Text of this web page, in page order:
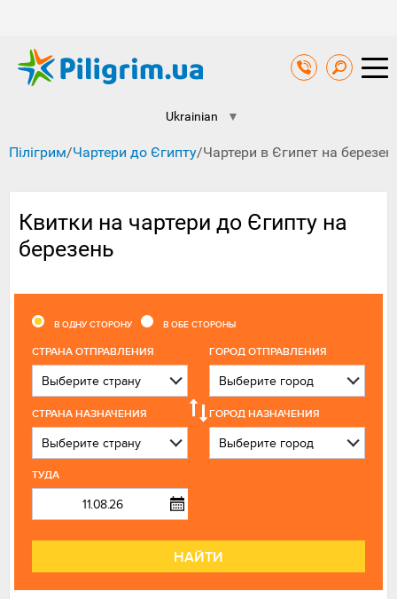
Ukrainian ▼
Пілігрим/Чартери до Єгипту/Чартери в Єгипет на
Квитки на чартери до Єгипту на
березень
В ОДНУ СТОРОНУ В ОБЕ СТОРОНЫ
CТРАНА ОТПРАВЛЕНИЯ ГОРОД ОТПРАВЛЕНИЯ
СТРАНА НАЗНАЧЕНИЯ ГОРОД НАЗНАЧЕНИЯ
ТУДА
НАЙТИ